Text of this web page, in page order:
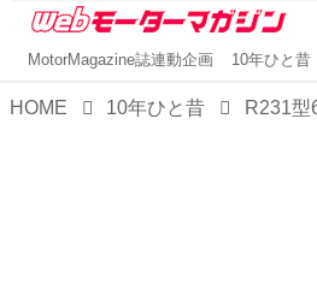
MotorMagazine誌連動企画 10年ひと昔
HOME 10年ひと昔